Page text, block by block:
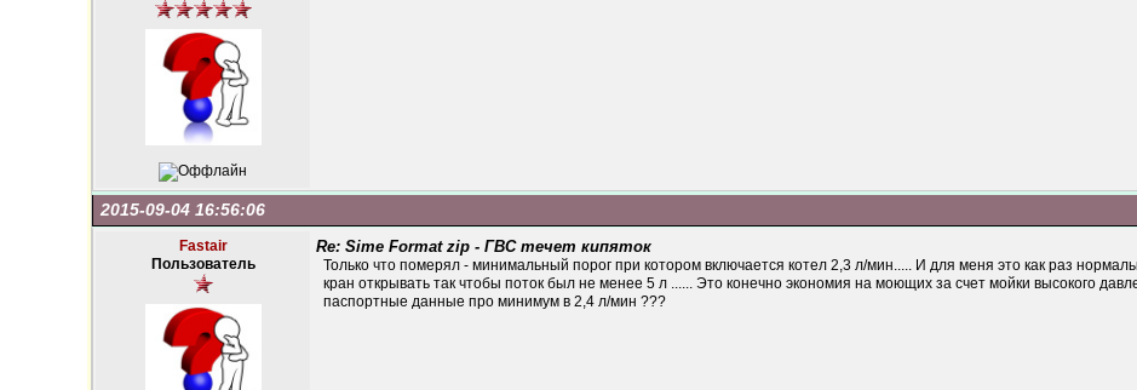
2015-09-04 16:56:06
Fastair
Пользователь
Re: Sime Format zip - ГВС течет кипяток
Только что померял - минимальный порог при котором включается котел 2,3 л/мин..... И для меня это как раз
кран открывать так чтобы поток был не менее 5 л ...... Это конечно экономия на моющих за счет мойки высокого
паспортные данные про минимум в 2,4 л/мин ???